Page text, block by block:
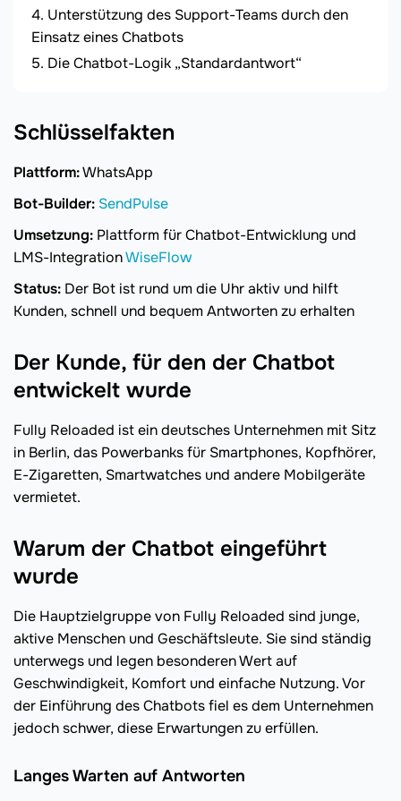
Unterstützung des Support-Teams durch den
Einsatz eines Chatbots
Die Chatbot-Logik „Standardantwort“
Schlüsselfakten
Plattform:WhatsApp
Bot-Builder: SendPulse
Umsetzung: Plattform für Chatbot-Entwicklung und
LMS-IntegrationWiseFlow
Status: Der Bot ist rund um die Uhr aktiv und hilft
Kunden, schnell und bequem Antworten zu erhalten
Der Kunde, für den der Chatbot
entwickelt wurde
Fully Reloaded ist ein deutsches Unternehmen mit Sitz
in Berlin, das Powerbanks für Smartphones, Kopfhörer,
E-Zigaretten, Smartwatches und andere Mobilgeräte
vermietet.
Warum der Chatbot eingeführt
wurde
Die Hauptzielgruppe von Fully Reloaded sind junge,
aktive Menschen und Geschäftsleute. Sie sind ständig
unterwegs und legen besonderen Wert auf
Geschwindigkeit, Komfort und einfache Nutzung. Vor
der Einführung des Chatbots fiel es dem Unternehmen
jedoch schwer, diese Erwartungen zu erfüllen.
Langes Warten auf Antworten